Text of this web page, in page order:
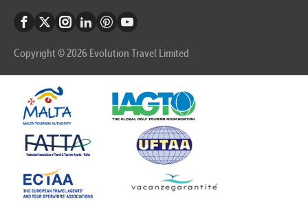
Copyright © 2026 Evolution Travel Limited